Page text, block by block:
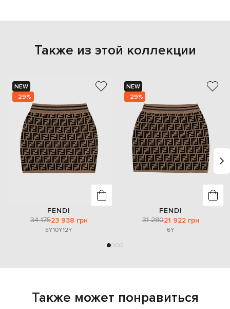
Также из этой коллекции
NEW
- 29%
FENDI
34 17523 938 грн
8Y10Y12Y
NEW
- 29%
FENDI
31 28021 922 грн
6Y
Также может понравиться